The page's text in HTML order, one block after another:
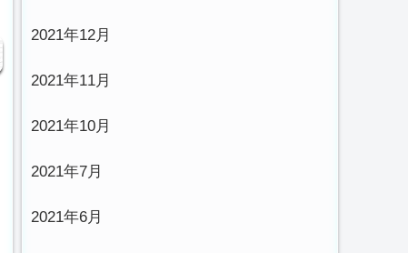
2021年12月
2021年11月
2021年10月
2021年7月
2021年6月